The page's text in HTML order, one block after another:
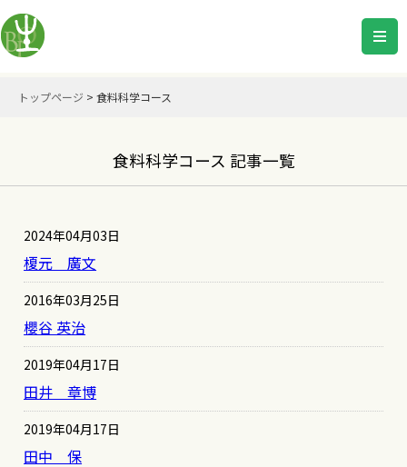
トップページ > 食料科学コース
食料科学コース 記事一覧
2024年04月03日
榎元 廣文
2016年03月25日
櫻谷 英治
2019年04月17日
田井 章博
2019年04月17日
田中 保